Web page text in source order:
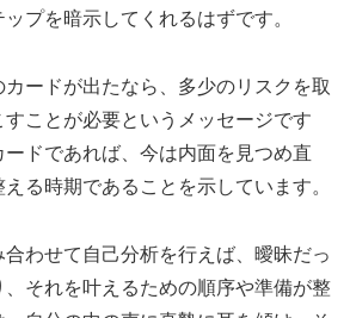
プを暗示してくれるはずです。
ードが出たなら、多少のリスクを取
ことが必要というメッセージです
ードであれば、今は内面を見つめ直
る時期であることを示しています。
わせて自己分析を行えば、曖昧だっ
それを叶えるための順序や準備が整